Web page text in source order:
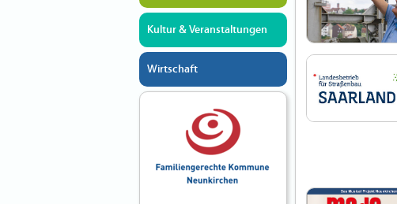
Kultur & Veranstaltungen
Wirtschaft